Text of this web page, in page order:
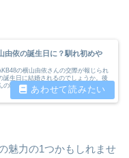
由依の誕生日に？馴れ初めや
の横山由依さんの交際が報じられ
誕生日に結婚されるのでしょうか。後
の馴れ初めや交際期間など詳しく調査
魅力の1つかもしれませ